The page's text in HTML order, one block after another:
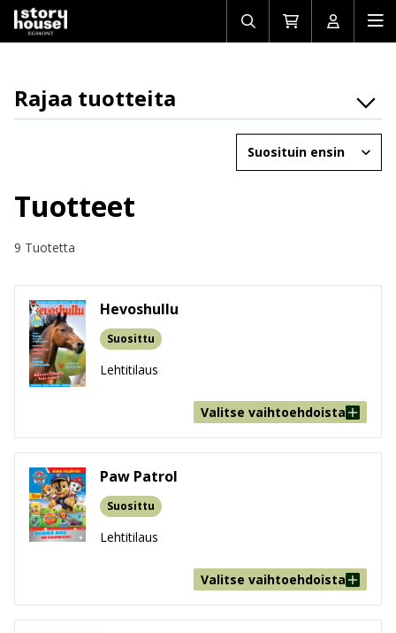
Avaa/sulje
haku
Siirry
ostoskoriin
Avaa/
Rajaa tuotteita
Osasto
Tuotemuoto
Järjestä
Tuotteet
9 Tuotetta
Hevoshullu
Suosittu
Lehtitilaus
Valitse vaihtoehdoista
Paw Patrol
Suosittu
Lehtitilaus
Valitse vaihtoehdoista